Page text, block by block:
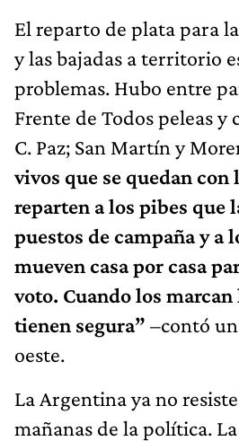
El reparto de plata para
y las bajadas a territorio
problemas. Hubo entre
Frente de Todos peleas y
C. Paz; San Martín y
vivos que se quedan con
reparten a los pibes que
puestos de campaña y a
mueven casa por casa
voto. Cuando los
tienen segura” –contó
oeste.
La Argentina ya no
mañanas de la política.